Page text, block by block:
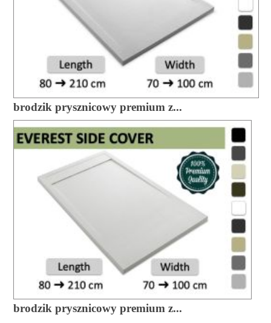
brodzik prysznicowy premium z...
brodzik prysznicowy premium z...